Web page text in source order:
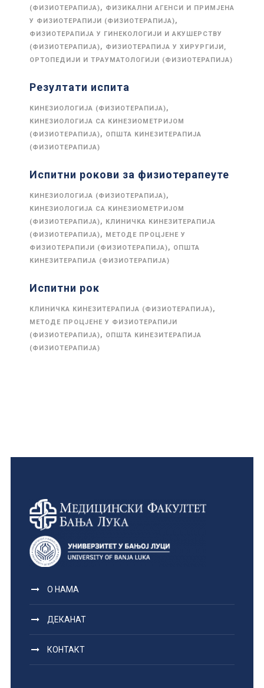
(ФИЗИОТЕРАПИЈА), ФИЗИКАЛНИ АГЕНСИ И ПРИМЈЕНА
У ФИЗИОТЕРАПИЈИ (ФИЗИОТЕРАПИЈА),
ФИЗИОТЕРАПИЈА У ГИНЕКОЛОГИЈИ И АКУШЕРСТВУ
(ФИЗИОТЕРАПИЈА), ФИЗИОТЕРАПИЈА У ХИРУРГИЈИ,
ОРТОПЕДИЈИ И ТРАУМАТОЛОГИЈИ (ФИЗИОТЕРАПИЈА)
Резултати испита
КИНЕЗИОЛОГИЈА (ФИЗИОТЕРАПИЈА),
КИНЕЗИОЛОГИЈА СА КИНЕЗИОМЕТРИЈОМ
(ФИЗИОТЕРАПИЈА), ОПШТА КИНЕЗИТЕРАПИЈА
(ФИЗИОТЕРАПИЈА)
Испитни рокови за физиотерапеуте
КИНЕЗИОЛОГИЈА (ФИЗИОТЕРАПИЈА),
КИНЕЗИОЛОГИЈА СА КИНЕЗИОМЕТРИЈОМ
(ФИЗИОТЕРАПИЈА), КЛИНИЧКА КИНЕЗИТЕРАПИЈА
(ФИЗИОТЕРАПИЈА), МЕТОДЕ ПРОЦЈЕНЕ У
ФИЗИОТЕРАПИЈИ (ФИЗИОТЕРАПИЈА), ОПШТА
КИНЕЗИТЕРАПИЈА (ФИЗИОТЕРАПИЈА)
Испитни рок
КЛИНИЧКА КИНЕЗИТЕРАПИЈА (ФИЗИОТЕРАПИЈА),
МЕТОДЕ ПРОЦЈЕНЕ У ФИЗИОТЕРАПИЈИ
(ФИЗИОТЕРАПИЈА), ОПШТА КИНЕЗИТЕРАПИЈА
(ФИЗИОТЕРАПИЈА)
О НАМА
ДЕКАНАТ
КОНТАКТ